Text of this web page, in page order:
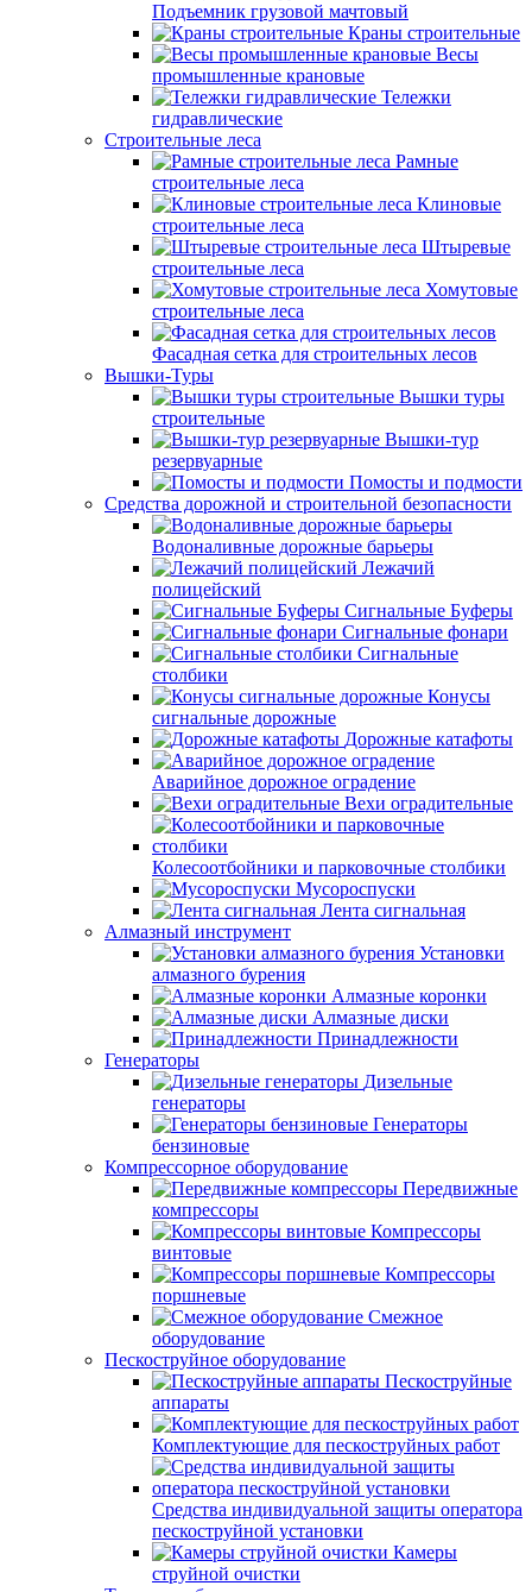
Подъемник грузовой мачтовый
Краны строительные
Весы
промышленные крановые
Тележки
гидравлические
Строительные леса
Рамные
строительные леса
Клиновые
строительные леса
Штыревые
строительные леса
Хомутовые
строительные леса
Фасадная сетка для строительных лесов
Вышки-Туры
Вышки туры
строительные
Вышки-тур
резервуарные
Помосты и подмости
Средства дорожной и строительной безопасности
Водоналивные дорожные барьеры
Лежачий
полицейский
Сигнальные Буферы
Сигнальные фонари
Сигнальные
столбики
Конусы
сигнальные дорожные
Дорожные катафоты
Аварийное дорожное оградение
Вехи оградительные
Колесоотбойники и парковочные столбики
Мусороспуски
Лента сигнальная
Алмазный инструмент
Установки
алмазного бурения
Алмазные коронки
Алмазные диски
Принадлежности
Генераторы
Дизельные
генераторы
Генераторы
бензиновые
Компрессорное оборудование
Передвижные
компрессоры
Компрессоры
винтовые
Компрессоры
поршневые
Смежное
оборудование
Пескоструйное оборудование
Пескоструйные
аппараты
Комплектующие для пескоструйных работ
Средства индивидуальной защиты оператора
пескоструйной установки
Камеры
струйной очистки